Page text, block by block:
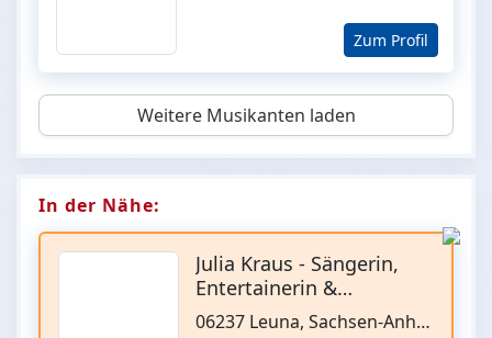
Zum Profil
Weitere Musikanten laden
In der Nähe:
Julia Kraus - Sängerin,
Entertainerin &
Moderatorin
06237 Leuna, Sachsen-Anhalt